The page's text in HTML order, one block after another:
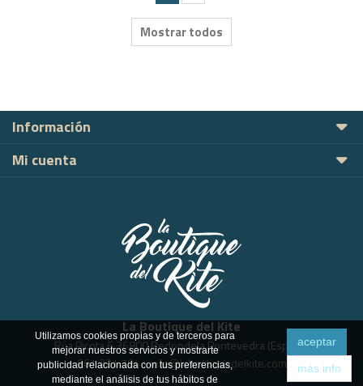
Mostrar todos
Información
Mi cuenta
La Boutique del Kite
Rúa Picota 6 36800 Redondela Pontevedra (España)
661 221 794-info@laboutiquedelkite.com
Utilizamos cookies propias y de terceros para
mejorar nuestros servicios y mostrarte
publicidad relacionada con tus preferencias,
mediante el análisis de tus hábitos de
aceptar
más info